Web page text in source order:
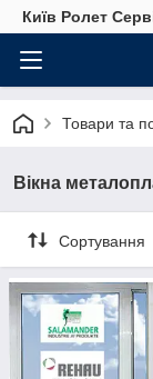
Київ Ролет
Товари та
Вікна
Сортування